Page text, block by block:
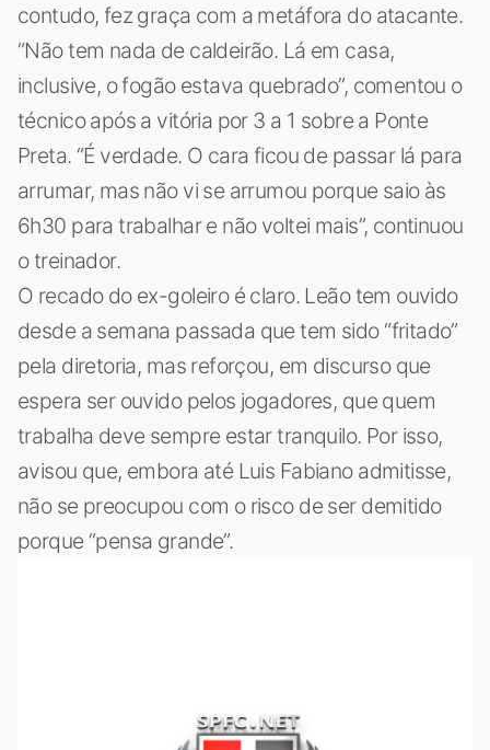
contudo, fez graça com a metáfora do atacante.
“Não tem nada de caldeirão. Lá em casa,
inclusive, o fogão estava quebrado”, comentou o
técnico após a vitória por 3 a 1 sobre a Ponte
Preta. “É verdade. O cara ficou de passar lá para
arrumar, mas não vi se arrumou porque saio às
6h30 para trabalhar e não voltei mais”, continuou
o treinador.
O recado do ex-goleiro é claro. Leão tem ouvido
desde a semana passada que tem sido “fritado”
pela diretoria, mas reforçou, em discurso que
espera ser ouvido pelos jogadores, que quem
trabalha deve sempre estar tranquilo. Por isso,
avisou que, embora até Luis Fabiano admitisse,
não se preocupou com o risco de ser demitido
porque “pensa grande”.